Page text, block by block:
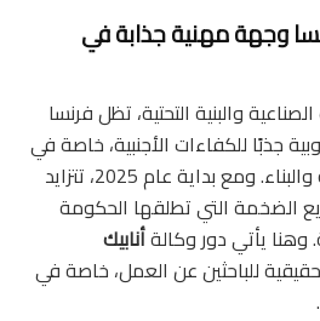
وجهة مهنية جذابة في
والبنية التحتية، تظل فرنسا
جذبًا للكفاءات الأجنبية، خاصة في
مجالات الهندسة الكهربائية والبناء. ومع بداية عام 2025، تتزايد
الضخمة التي تطلقها الحكومة
وهنا يأتي دور وكالةأنابيك
حقيقية للباحثين عن العمل، خاصة في